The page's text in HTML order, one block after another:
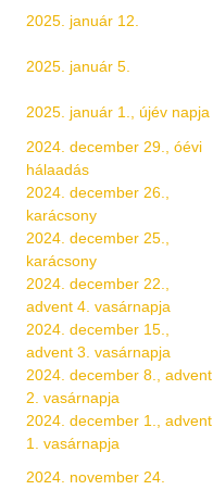
2025. január 12.
2025. január 5.
2025. január 1., újév napja
2024. december 29., óévi
hálaadás
2024. december 26.,
karácsony
2024. december 25.,
karácsony
2024. december 22.,
advent 4. vasárnapja
2024. december 15.,
advent 3. vasárnapja
2024. december 8., advent
2. vasárnapja
2024. december 1., advent
1. vasárnapja
2024. november 24.